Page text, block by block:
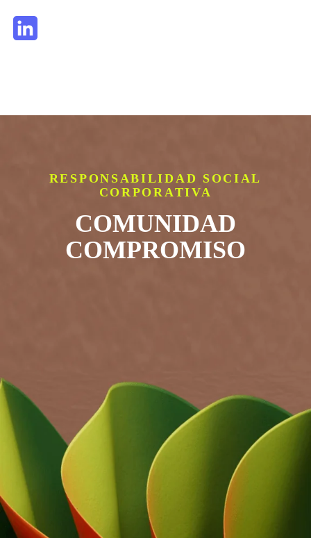
RESPONSABILIDAD SOCIAL
CORPORATIVA
COMUNIDAD
COMPROMISO